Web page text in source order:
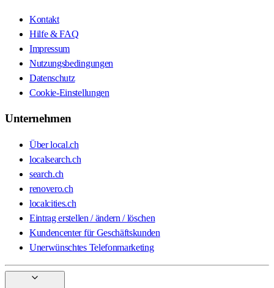
Kontakt
Hilfe & FAQ
Impressum
Nutzungsbedingungen
Datenschutz
Cookie-Einstellungen
Unternehmen
Über local.ch
localsearch.ch
search.ch
renovero.ch
localcities.ch
Eintrag erstellen / ändern / löschen
Kundencenter für Geschäftskunden
Unerwünschtes Telefonmarketing